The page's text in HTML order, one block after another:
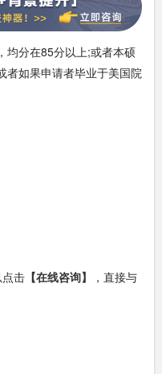
均分在85分以上;或者本硕
者如果申请者毕业于美国院
击 【在线咨询】
，直接与